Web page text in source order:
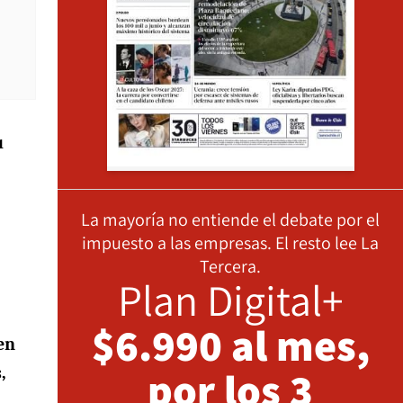
La mayoría no entiende el debate por el
impuesto a las empresas. El resto lee La
Tercera.
Plan Digital+
$6.990 al mes,
por los 3